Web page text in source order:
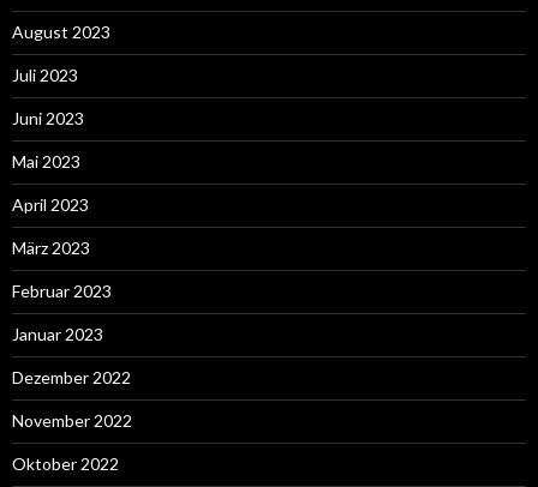
August 2023
Juli 2023
Juni 2023
Mai 2023
April 2023
März 2023
Februar 2023
Januar 2023
Dezember 2022
November 2022
Oktober 2022